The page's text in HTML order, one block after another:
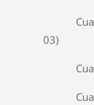
03)